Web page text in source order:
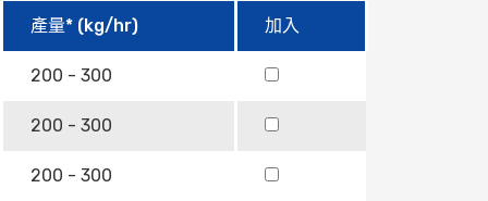
產量* (kg/hr) 加入
200 - 300
200 - 300
200 - 300